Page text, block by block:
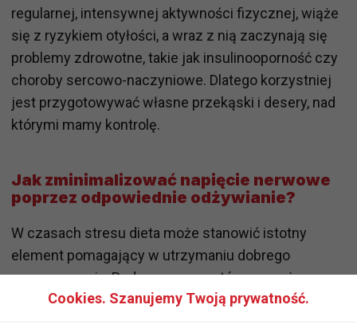
regularnej, intensywnej aktywności fizycznej, wiąże
się z ryzykiem otyłości, a wraz z nią zaczynają się
problemy zdrowotne, takie jak insulinooporność czy
choroby sercowo-naczyniowe. Dlatego korzystniej
jest przygotowywać własne przekąski i desery, nad
którymi mamy kontrolę.
Jak zminimalizować napięcie nerwowe
poprzez odpowiednie odżywianie?
W czasach stresu dieta może stanowić istotny
element pomagający w utrzymaniu dobrego
samopoczucia. Podczas momentów wzmożonego
napięcia warto sięgać po żywność, która nie tylko
Cookies. Szanujemy Twoją prywatność.